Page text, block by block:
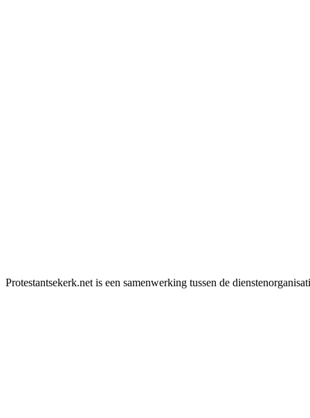
Protestantsekerk.net is een samenwerking tussen de